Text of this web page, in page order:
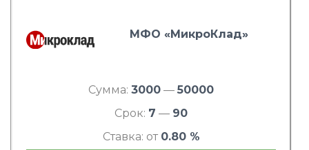
МФО «МикроКлад»
Сумма: 3000 — 50000
Срок: 7 — 90
Ставка: от 0.80 %